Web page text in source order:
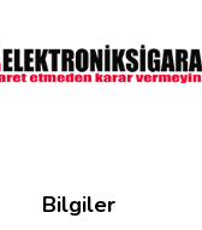
Bilgiler